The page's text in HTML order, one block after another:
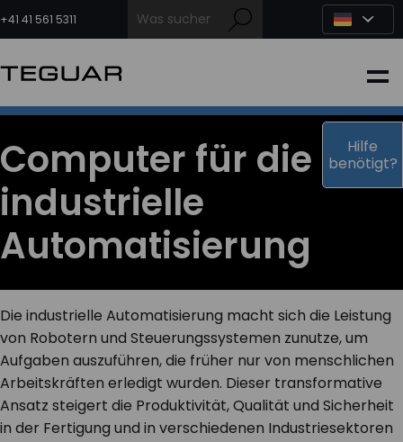
Inhalt
springen
+41 41 561 5311
INDUSTRIE
MEDIZIN
OEM LÖSUNGEN
PARTNER
DIENSTLEISTUNGEN & SUPPORT
KONTAKT
Computer für die
industrielle
Automatisierung
Die industrielle Automatisierung macht sich die Leistung
von Robotern und Steuerungssystemen zunutze, um
Aufgaben auszuführen, die früher nur von menschlichen
Arbeitskräften erledigt wurden. Dieser transformative
Ansatz steigert die Produktivität, Qualität und Sicherheit
in der Fertigung und in verschiedenen Industriesektoren
Hilfe
benötigt?